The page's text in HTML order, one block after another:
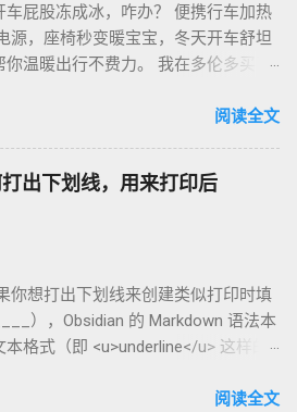
二手交易，20欧元能淘好货。 便携
房也能喝精品咖啡，赶紧试试，生活
屁股冻成冰，咋办？ 便携行车加热
源，座椅秒变暖宝宝，冬天开车舒坦
温暖出行不费力。 我在多伦多买了
像Wagan、Comfier这些牌子，加热快
。 用的时候简单到爆。插上车载
开长途都不冷。我在卡尔加里雪天开
省油又暖和。搭配个方向盘套，手
停车后收好垫子，别让雪水弄湿，
人论坛也有二手交易，20加币能淘好
拿大华人冬天开车暖呼呼，赶紧入
阅读全文
出下划线，用来打印后
你想打出下划线来创建类似打印时填
），Obsidian 的 Markdown 语法本
格式（即 <u>underline</u> 这样的
方法 1：使用下划线字符 直接输入连
阅读全文